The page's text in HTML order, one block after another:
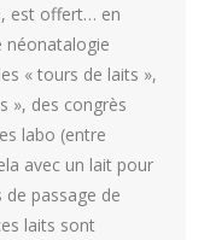
est offert… en
néonatalogie
« tours de laits »,
», des congrès
labo (entre
avec un lait pour
de passage de
laits sont